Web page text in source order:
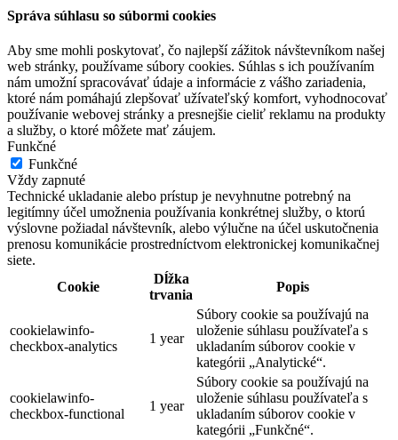
Správa súhlasu so súbormi cookies
Aby sme mohli poskytovať, čo najlepší zážitok návštevníkom našej
web stránky, používame súbory cookies. Súhlas s ich používaním
nám umožní spracovávať údaje a informácie z vášho zariadenia,
ktoré nám pomáhajú zlepšovať užívateľský komfort, vyhodnocovať
používanie webovej stránky a presnejšie cieliť reklamu na produkty
a služby, o ktoré môžete mať záujem.
Funkčné
Funkčné
Vždy zapnuté
Technické ukladanie alebo prístup je nevyhnutne potrebný na
legitímny účel umožnenia používania konkrétnej služby, o ktorú
výslovne požiadal návštevník, alebo výlučne na účel uskutočnenia
prenosu komunikácie prostredníctvom elektronickej komunikačnej
siete.
Cookie
Dĺžka
trvania
Popis
cookielawinfo-
checkbox-analytics
1 year
Súbory cookie sa používajú na
uloženie súhlasu používateľa s
ukladaním súborov cookie v
kategórii „Analytické“.
cookielawinfo-
checkbox-functional
1 year
Súbory cookie sa používajú na
uloženie súhlasu používateľa s
ukladaním súborov cookie v
kategórii „Funkčné“.